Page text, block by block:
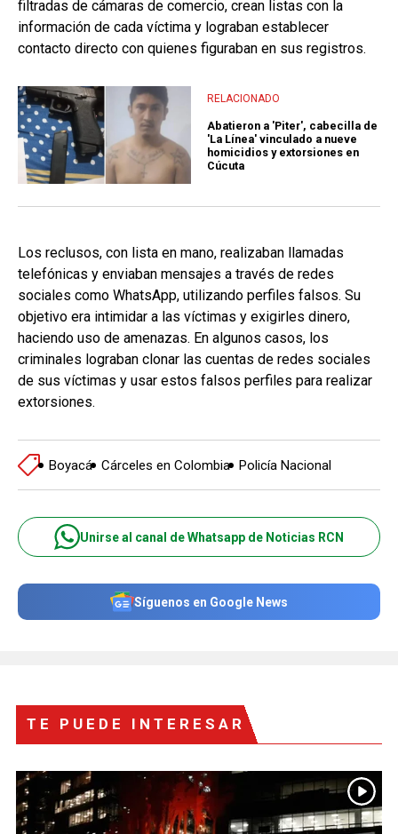
filtradas de cámaras de comercio, crean listas con la
información de cada víctima y lograban establecer
contacto directo con quienes figuraban en sus registros.
RELACIONADO
Abatieron a 'Piter', cabecilla de
'La Línea' vinculado a nueve
homicidios y extorsiones en
Cúcuta
Los reclusos, con lista en mano, realizaban llamadas
telefónicas y enviaban mensajes a través de redes
sociales como WhatsApp, utilizando perfiles falsos. Su
objetivo era intimidar a las víctimas y exigirles dinero,
haciendo uso de amenazas. En algunos casos, los
criminales lograban clonar las cuentas de redes sociales
de sus víctimas y usar estos falsos perfiles para realizar
extorsiones.
Boyacá Cárceles en Colombia Policía Nacional
Unirse al canal de Whatsapp de Noticias RCN
Síguenos en Google News
TE PUEDE INTERESAR